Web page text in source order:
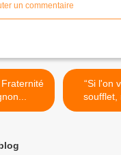
un commentaire
“Si l'on